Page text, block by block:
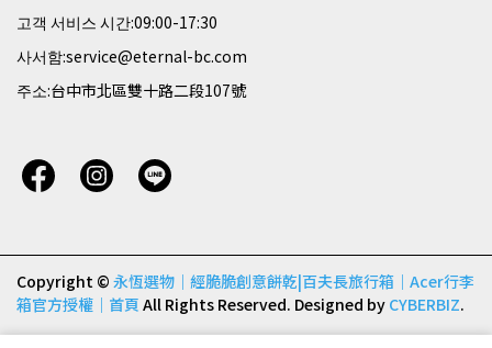
고객 서비스 시간:09:00-17:30
사서함:service@eternal-bc.com
주소:台中市北區雙十路二段107號
Copyright © 永恆選物｜經脆脆創意餅乾|百夫長旅行箱｜Acer行李
箱官方授權｜首頁 All Rights Reserved. Designed by CYBERBIZ.